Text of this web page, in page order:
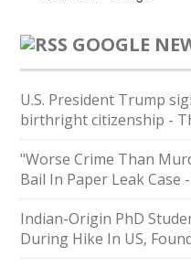
GOOGLE
U.S. President Trump
birthright citizenship -
"Worse Crime Than
Bail In Paper Leak Case
Indian-Origin PhD
During Hike In US,